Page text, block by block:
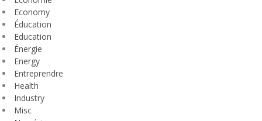
Economy
Éducation
Education
Énergie
Energy
Entreprendre
Health
Industry
Misc